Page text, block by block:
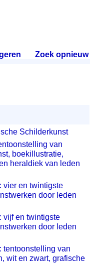
Zoek opnieuw.
Schilderkunst
van
boekillustratie,
heraldiek van leden
vier en twintigste
door leden
vijf en twintigste
door leden
tentoonstelling van
wit en zwart, grafische